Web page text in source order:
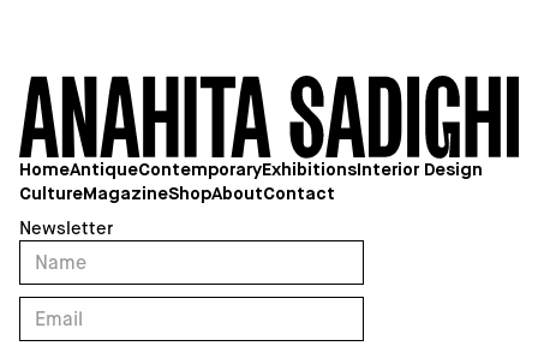
HomeAntiqueContemporary Exhibitions Interior Design
Culture MagazineShopAboutContact
Newsletter